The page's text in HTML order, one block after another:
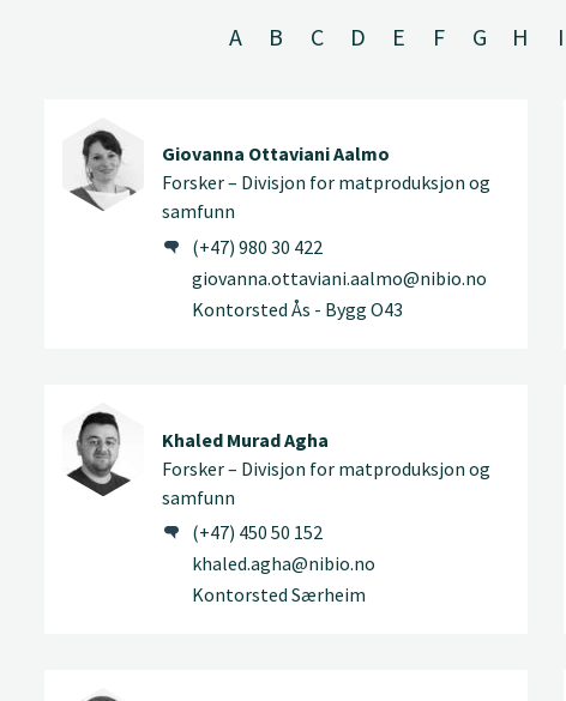
A B C D E F G H I
Giovanna Ottaviani Aalmo
Forsker – Divisjon for matproduksjon og
samfunn
(+47) 980 30 422
giovanna.ottaviani.aalmo@nibio.no
Kontorsted Ås - Bygg O43
Khaled Murad Agha
Forsker – Divisjon for matproduksjon og
samfunn
(+47) 450 50 152
khaled.agha@nibio.no
Kontorsted Særheim